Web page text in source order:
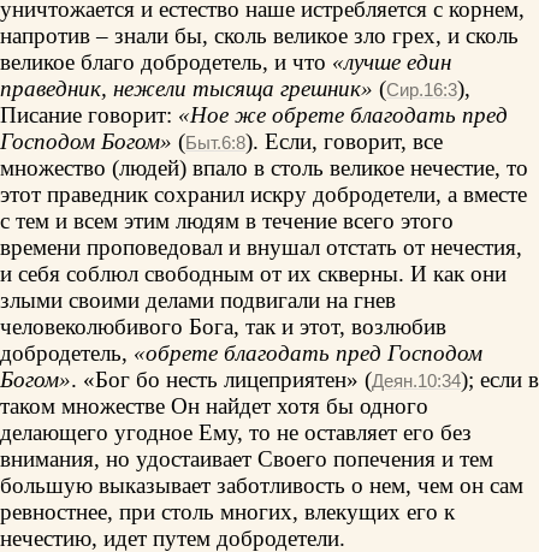
уничтожается и естество наше истребляется с корнем,
напротив – знали бы, сколь великое зло грех, и сколь
великое благо добродетель, и что «лучше един
праведник, нежели тысяща грешник» (Сир.16:3),
Писание говорит: «Ное же обрете благодать пред
Господом Богом» (Быт.6:8). Если, говорит, все
множество (людей) впало в столь великое нечестие, то
этот праведник сохранил искру добродетели, а вместе
с тем и всем этим людям в течение всего этого
времени проповедовал и внушал отстать от нечестия,
и себя соблюл свободным от их скверны. И как они
злыми своими делами подвигали на гнев
человеколюбивого Бога, так и этот, возлюбив
добродетель, «обрете благодать пред Господом
Богом». «Бог бо несть лицеприятен» (Деян.10:34); если в
таком множестве Он найдет хотя бы одного
делающего угодное Ему, то не оставляет его без
внимания, но удостаивает Своего попечения и тем
большую выказывает заботливость о нем, чем он сам
ревностнее, при столь многих, влекущих его к
нечестию, идет путем добродетели.